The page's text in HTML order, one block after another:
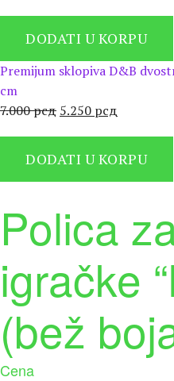
била:
7.000 рсд.
5.250 рсд.
DODATI U KORPU
Premijum sklopiva D&B
cm
7.000рсд Оригинална
била:
5.250 рсд
5.250 рсд.
DODATI U KORPU
Polica
igračke
(bež
Cena